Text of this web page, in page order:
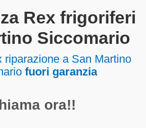
Rex frigoriferi
Siccomario
riparazione a San Martino
fuori garanzia
ora!!